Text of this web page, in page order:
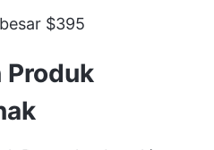
$395
Produk